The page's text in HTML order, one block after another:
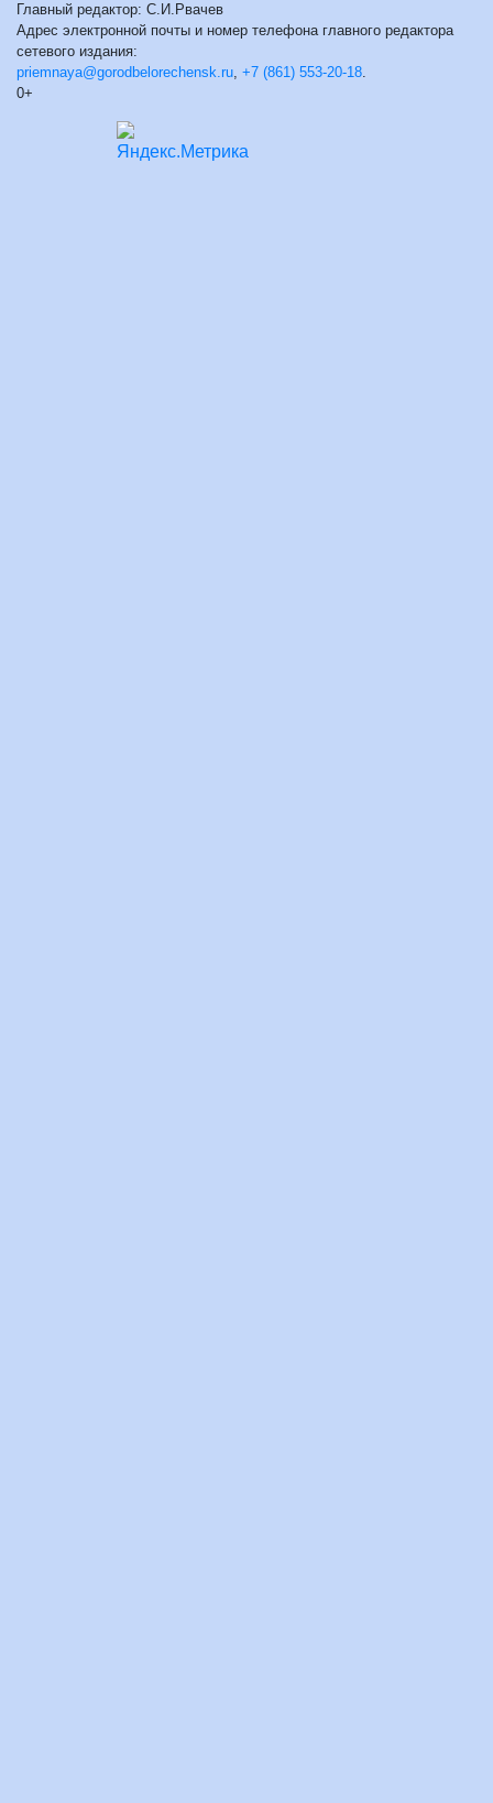
Главный редактор: С.И.Рвачев
Адрес электронной почты и номер телефона главного редактора
сетевого издания:
priemnaya@gorodbelorechensk.ru, +7 (861) 553-20-18.
0+